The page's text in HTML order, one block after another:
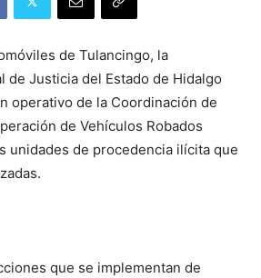
de Tulancingo, la
de Justicia del Estado de Hidalgo
operativo de la Coordinación de
de Vehículos Robados
unidades de procedencia ilícita que
que se implementan de